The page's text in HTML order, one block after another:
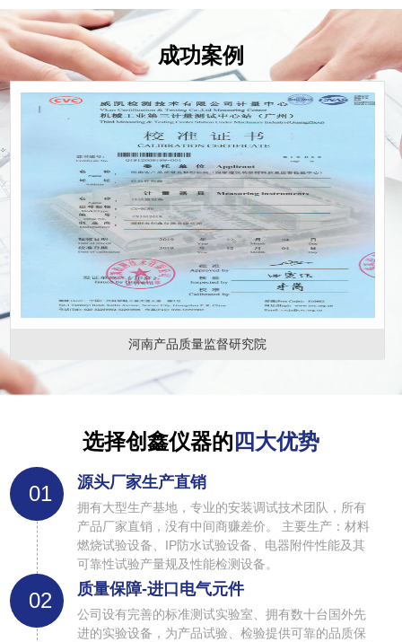
成功案例
河南产品质量监督研究院
选择创鑫仪器的 四大优势
01 源头厂家生产直销
拥有大型生产基地，专业的安装调试技术团队，所有
产品厂家直销，没有中间商赚差价。 主要生产：材料
燃烧试验设备、IP防水试验设备、电器附件性能及其
可靠性试验产量规及性能检测设备。
02 质量保障-进口电气元件
公司设有完善的标准测试实验室、拥有数十台国外先
进的实验设备，为产品试验、检验提供可靠的品质保